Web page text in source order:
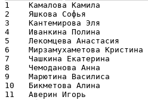
1    Камалова Камила
2    Яшкова Софья
3    Кантемирова Эля
4    Иванкина Полина
5    Лекомцева
6    Мирзамухаметова
7    Чашкина Екатерина
8    Чемоданова Анна
9    Марютина Василиса
10   Бикметова Алина
11   Аверин Игорь